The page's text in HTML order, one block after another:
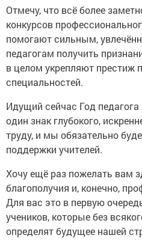
конкурсов
помогают сильным,
педагогам получить
в целом укрепляют престиж
специальностей.
один знак глубокого,
труду, и мы обязательно
поддержки учителей.
благополучия и, конечно,
Для вас это в первую
учеников, которые без
определят будущее нашей